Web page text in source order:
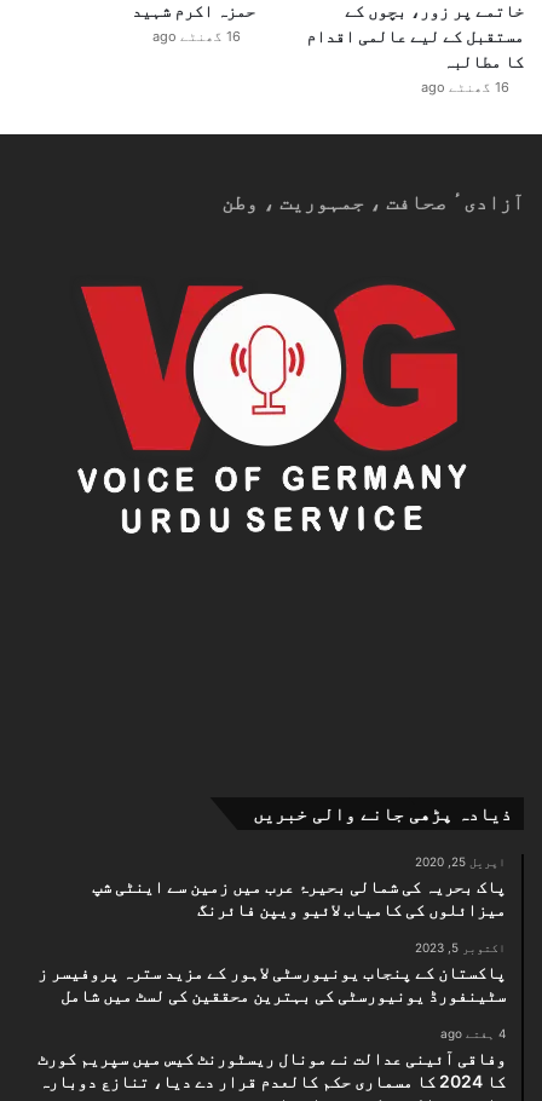
خاتمے پر زور، بچوں کے
مستقبل کے لیے عالمی اقدام
کا مطالبہ
16 گھنٹے ago
حمزہ اکرم شہید
16 گھنٹے ago
آزادیٴ صحافت ، جمہوریت ، وطن
ذیادہ پڑھی جانے والی خبریں
اپریل 25, 2020
پاک بحریہ کی شمالی بحیرۂ عرب میں زمین سے اینٹی شپ
میزائلوں کی کامیاب لائیو ویپن فائرنگ
اکتوبر 5, 2023
پاکستان کے پنجاب یونیورسٹی لاہور کے مزید سترہ پروفیسر ز
سٹینفورڈ یونیورسٹی کی بہترین محققین کی لسٹ میں شامل
4 ہفتے ago
وفاقی آئینی عدالت نے مونال ریسٹورنٹ کیس میں سپریم کورٹ
کا 2024 کا مسماری حکم کالعدم قرار دے دیا، تنازع دوبارہ